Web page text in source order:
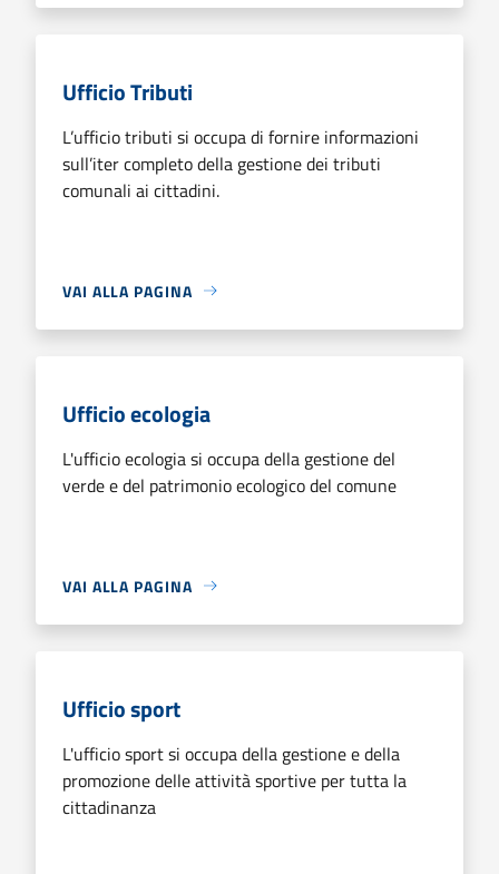
Ufficio Tributi
L’ufficio tributi si occupa di fornire informazioni
sull’iter completo della gestione dei tributi
comunali ai cittadini.
VAI ALLA PAGINA
Ufficio ecologia
L'ufficio ecologia si occupa della gestione del
verde e del patrimonio ecologico del comune
VAI ALLA PAGINA
Ufficio sport
L'ufficio sport si occupa della gestione e della
promozione delle attività sportive per tutta la
cittadinanza